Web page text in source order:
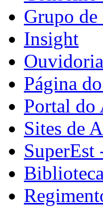
Grupo
Insight
Página
Portal do
Sites de
SuperEst